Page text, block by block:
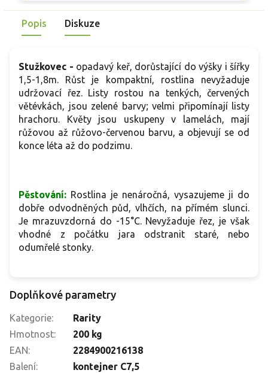
polostínu, k terase, do japonské zahrady i mezi kyselomilné
keře, kde rozjasní předjaří i podzimní závěr sezony.
Popis Diskuze
Stužkovec - opadavý keř, dorůstající do výšky i šířky
1,5-1,8m. Růst je kompaktní, rostlina nevyžaduje
udržovací řez. Listy rostou na tenkých, červených
větévkách, jsou zelené barvy; velmi připomínají listy
hrachoru. Květy jsou uskupeny v lamelách, mají
růžovou až růžovo-červenou barvu, a objevují se od
konce léta až do podzimu.
Pěstování: Rostlina je nenáročná, vysazujeme ji do
dobře odvodněných půd, vlhčích, na přímém slunci.
Je mrazuvzdorná do -15°C. Nevyžaduje řez, je však
vhodné z počátku jara odstranit staré, nebo
odumřelé stonky.
Doplňkové parametry
Kategorie:
Rarity
Hmotnost:
200 kg
EAN:
2284900216138
Balení:
kontejner C7,5